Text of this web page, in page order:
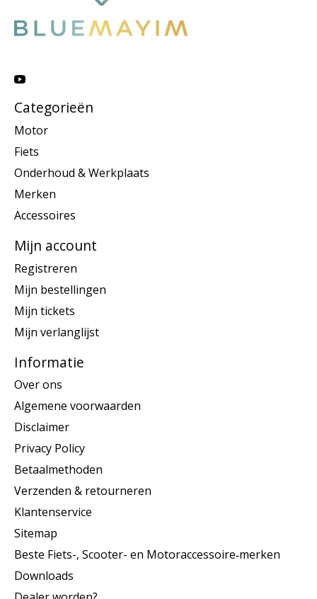
Categorieën
Motor
Fiets
Onderhoud & Werkplaats
Merken
Accessoires
Mijn account
Registreren
Mijn bestellingen
Mijn tickets
Mijn verlanglijst
Informatie
Over ons
Algemene voorwaarden
Disclaimer
Privacy Policy
Betaalmethoden
Verzenden & retourneren
Klantenservice
Sitemap
Beste Fiets-, Scooter- en Motoraccessoire‑merken
Downloads